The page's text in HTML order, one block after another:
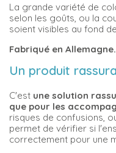
La grande variété de
selon les goûts, ou la
soient visibles au fond
Fabriqué en Allemagne.
Un produit
C'est une solution
que pour les
risques de confusions,
permet de vérifier si
correctement pour une